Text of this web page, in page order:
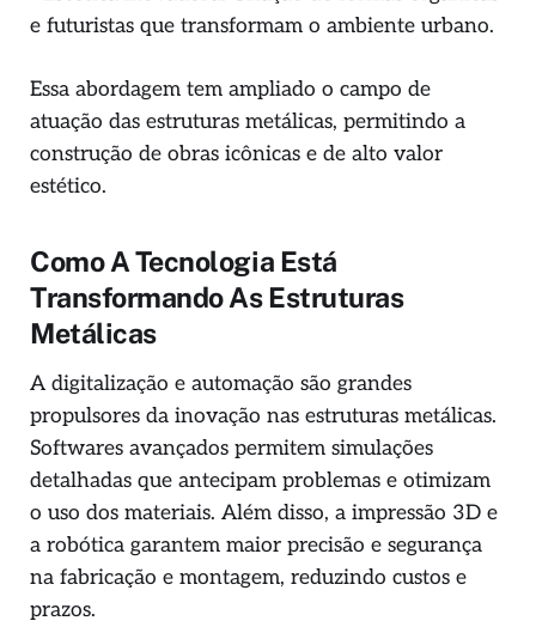
e futuristas que transformam o ambiente urbano.
Essa abordagem tem ampliado o campo de
atuação das estruturas metálicas, permitindo a
construção de obras icônicas e de alto valor
estético.
Como A Tecnologia Está
Transformando As Estruturas
Metálicas
A digitalização e automação são grandes
propulsores da inovação nas estruturas metálicas.
Softwares avançados permitem simulações
detalhadas que antecipam problemas e otimizam
o uso dos materiais. Além disso, a impressão 3D e
a robótica garantem maior precisão e segurança
na fabricação e montagem, reduzindo custos e
prazos.